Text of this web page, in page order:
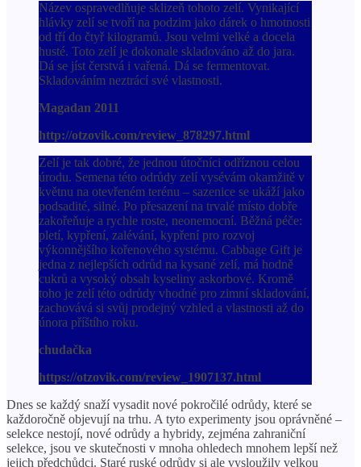
Název ospravedlňuje sklizeň tohoto zelí. Vynikající
hlávky zelí se tvoří na podzim jako dárek o hmotnosti
od tří do čtyř kilogramů. Jsou velmi velké a docela
husté. Toto zelí je dokonale skladováno až do jara.
Dá se jíst čerstvá i vařená. Dá se fermentovat.
Skladováním neztrácí své vlastnosti.
Magadan 2011
http://otzovik.com/review_878297.html
Zelí je tak dobré, že jednou útočníci odříznou celou
úrodu. Semena této odrůdy zelí vysévám okamžitě v
květnu na otevřeném terénu – sazenice se ukáží jako
podsadité, silné. Po přesazení na trvalé místo dobře
zakořeňuje a rychle roste, neonemocní. Běžná péče:
pletí, kypření, zalévání, kypření pro rozvoj
výkonnějšího kořenového systému. Cabbage Gift je
jedna z nejlepších odrůd na kysané zelí, má hodně
cukrů a vysoký obsah kyseliny askorbové. Kromě
toho je zelí této odrůdy vhodné pro zimní skladování,
zachovává si svůj prodejný vzhled a vlastnosti až do
února příštího roku.
chudačka
https://otzovik.com/review_1907137.html
Dnes se každý snaží vysadit nové pokročilé odrůdy, které se
každoročně objevují na trhu. A tyto experimenty jsou oprávněné –
selekce nestojí, nové odrůdy a hybridy, zejména zahraniční
selekce, jsou ve skutečnosti v mnoha ohledech mnohem lepší než
jejich předchůdci. Staré ruské odrůdy si ale vysloužily velkou